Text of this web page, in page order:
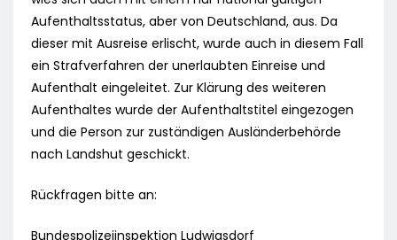
Aufenthaltsstatus, aber von Deutschland, aus. Da
dieser mit Ausreise erlischt, wurde auch in diesem Fall
ein Strafverfahren der unerlaubten Einreise und
Aufenthalt eingeleitet. Zur Klärung des weiteren
Aufenthaltes wurde der Aufenthaltstitel eingezogen
und die Person zur zuständigen Ausländerbehörde
nach Landshut geschickt.
Rückfragen bitte an:
Bundespolizeiinspektion Ludwigsdorf